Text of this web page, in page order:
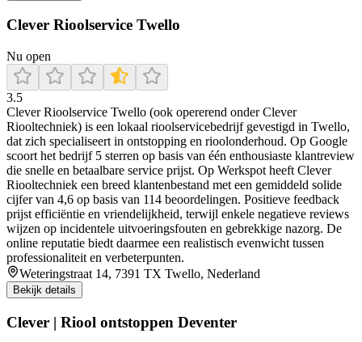
Clever Rioolservice Twello
Nu open
3.5
Clever Rioolservice Twello (ook opererend onder Clever
Riooltechniek) is een lokaal rioolservicebedrijf gevestigd in Twello,
dat zich specialiseert in ontstopping en rioolonderhoud. Op Google
scoort het bedrijf 5 sterren op basis van één enthousiaste klantreview
die snelle en betaalbare service prijst. Op Werkspot heeft Clever
Riooltechniek een breed klantenbestand met een gemiddeld solide
cijfer van 4,6 op basis van 114 beoordelingen. Positieve feedback
prijst efficiëntie en vriendelijkheid, terwijl enkele negatieve reviews
wijzen op incidentele uitvoeringsfouten en gebrekkige nazorg. De
online reputatie biedt daarmee een realistisch evenwicht tussen
professionaliteit en verbeterpunten.
Weteringstraat 14, 7391 TX Twello, Nederland
Bekijk details
Clever | Riool ontstoppen Deventer